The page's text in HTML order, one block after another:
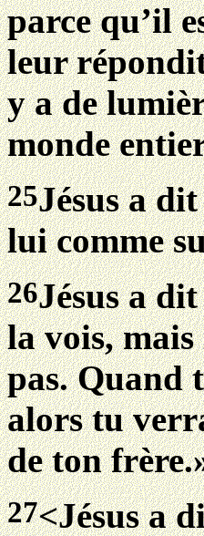
parce qu’il
leur
y a de
monde
25Jésus a
lui comme
26Jésus a
la vois,
pas. Quand
alors tu
de ton
27<Jésus a